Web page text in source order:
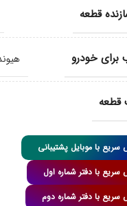
قطعه
برای خودرو
قطعه
سریع با موبایل پشتیبانی
سریع با دفتر شماره اول
سریع با دفتر شماره دوم